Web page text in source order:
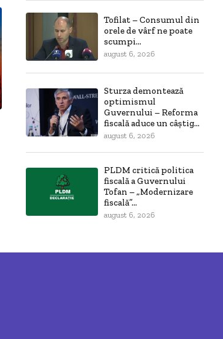
Tofilat – Consumul din
orele de vârf ne poate
scumpi...
august 6, 2026
Sturza demontează
optimismul
Guvernului – Reforma
fiscală aduce un câștig...
august 6, 2026
PLDM critică politica
fiscală a Guvernului
Tofan – „Modernizare
fiscală”...
august 6, 2026